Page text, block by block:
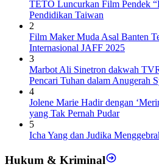
TETO Luncurkan Film Pendek
Pendidikan Taiwan
2
Film Maker Muda Asal Banten
Internasional JAFF 2025
3
Marbot Ali Sinetron dakwah
Pencari Tuhan dalam Anugerah
4
Jolene Marie Hadir dengan
yang Tak Pernah Pudar
5
Icha Yang dan Judika
Hukum & Kriminal